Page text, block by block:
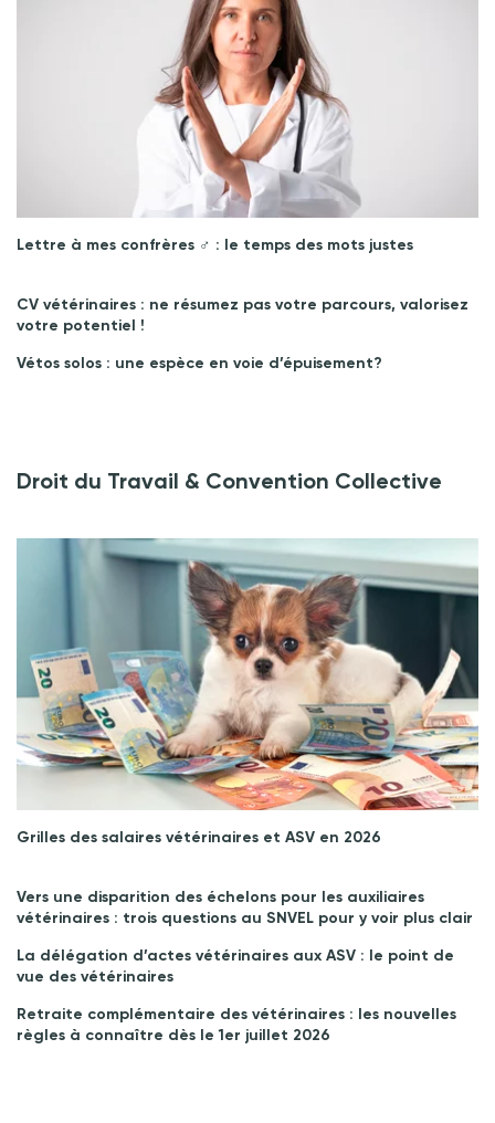
Lettre à mes confrères ♂︎ : le temps des mots justes
CV vétérinaires : ne résumez pas votre parcours, valorisez
votre potentiel !
Vétos solos : une espèce en voie d’épuisement?
Droit du Travail & Convention Collective
Grilles des salaires vétérinaires et ASV en 2026
Vers une disparition des échelons pour les auxiliaires
vétérinaires : trois questions au SNVEL pour y voir plus clair
La délégation d’actes vétérinaires aux ASV : le point de
vue des vétérinaires
Retraite complémentaire des vétérinaires : les nouvelles
règles à connaître dès le 1er juillet 2026